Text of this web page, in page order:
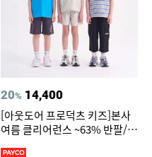
20% 14,400
[아웃도어 프로덕츠 키즈]본사
여름 클리어런스 ~63% 반팔/반